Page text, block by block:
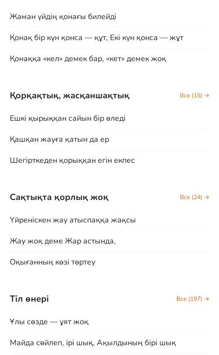
Жаман үйдің қонағы билейді
Қонақ бір күн қонса — құт, Екі күн қонса — жұт
Қонаққа «кел» демек бар, «кет» демек жоқ
Қорқақтық, жасқаншақтық Все (15) →
Ешкі қырыққан сайын бір өледі
Қашқан жауға қатын да ер
Шегірткеден қорыққан егін екпес
Сақтықта қорлық жоқ Все (24) →
Үйреніскен жау атыспаққа жақсы
Жау жоқ деме Жар астында,
Оқығанның көзі төртеу
Тіл өнері Все (197) →
Ұлы сөзде — ұят жоқ
Майда сөйлеп, ірі шық, Ақылдының бірі шық